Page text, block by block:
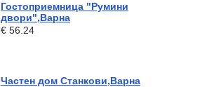
Гостоприемница "Румини
двори",Варна
€ 56.24
Частен дом Станкови,Варна